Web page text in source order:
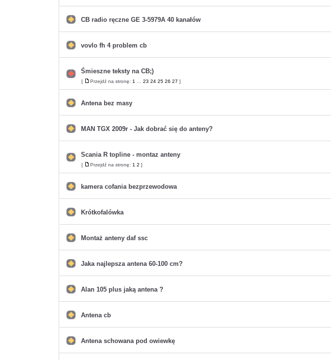
ma
postów
ma
postów
CB radio ręczne GE 3-5979A 40 kanałów
ma
postów
vovlo fh 4 problem cb
Nie
nieprzeczytanych
Śmieszne teksty na CB;)
[
Przejdź
na
Przejdź na stronę: 1 23 24 25 26 27 ]
ma
postów
Antena bez masy
ma
postów
MAN TGX 2009r - Jak dobrać się do anteny?
Nie
nieprzeczytanych
Scania R topline - montaz anteny
[
Przejdź
na
Przejdź na stronę: 1 2 ]
ma
postów
kamera cofania bezprzewodowa
ma
postów
Krótkofalówka
ma
postów
Montaż anteny daf ssc
ma
postów
Jaka najlepsza antena 60-100 cm?
ma
postów
Alan 105 plus jaką antena ?
ma
postów
Antena cb
ma
Antena schowana pod owiewkę